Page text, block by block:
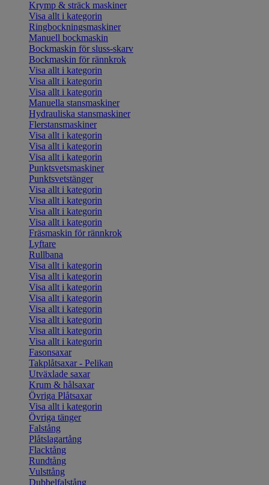
Krymp & sträck maskiner
Visa allt i kategorin
Ringbockningsmaskiner
Manuell bockmaskin
Bockmaskin för sluss-skarv
Bockmaskin för rännkrok
Visa allt i kategorin
Visa allt i kategorin
Visa allt i kategorin
Manuella stansmaskiner
Hydrauliska stansmaskiner
Flerstansmaskiner
Visa allt i kategorin
Visa allt i kategorin
Visa allt i kategorin
Punktsvetsmaskiner
Punktsvetstänger
Visa allt i kategorin
Visa allt i kategorin
Visa allt i kategorin
Visa allt i kategorin
Fräsmaskin för rännkrok
Lyftare
Rullbana
Visa allt i kategorin
Visa allt i kategorin
Visa allt i kategorin
Visa allt i kategorin
Visa allt i kategorin
Visa allt i kategorin
Visa allt i kategorin
Visa allt i kategorin
Fasonsaxar
Takplåtsaxar - Pelikan
Utväxlade saxar
Krum & hålsaxar
Övriga Plåtsaxar
Visa allt i kategorin
Övriga tänger
Falstång
Plåtslagartång
Flacktång
Rundtång
Vulsttång
Dubbelfalstång